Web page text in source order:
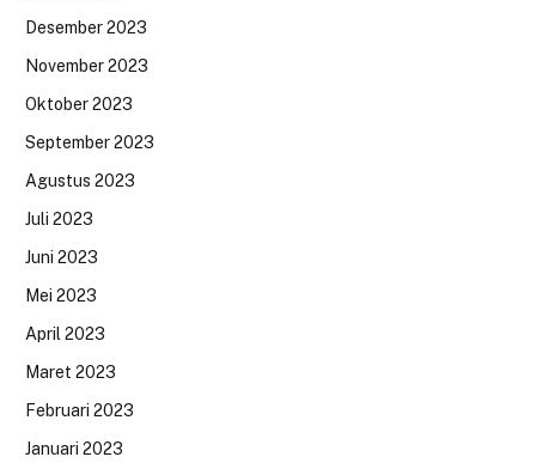
Desember 2023
November 2023
Oktober 2023
September 2023
Agustus 2023
Juli 2023
Juni 2023
Mei 2023
April 2023
Maret 2023
Februari 2023
Januari 2023